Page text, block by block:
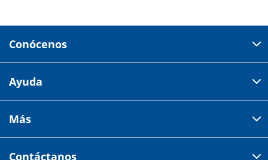
Conócenos
Av 18 de marzo # 309. Colonia la Nogalera.
Tiendas
Ayuda
Centro de ayuda
Más
Contáctanos